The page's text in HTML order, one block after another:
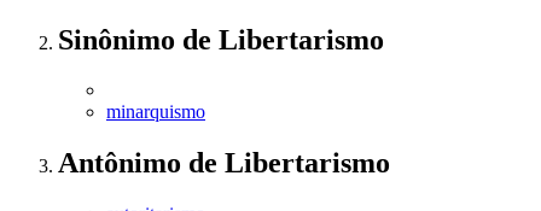
Sinônimo de Libertarismo
minarquismo
Antônimo de Libertarismo